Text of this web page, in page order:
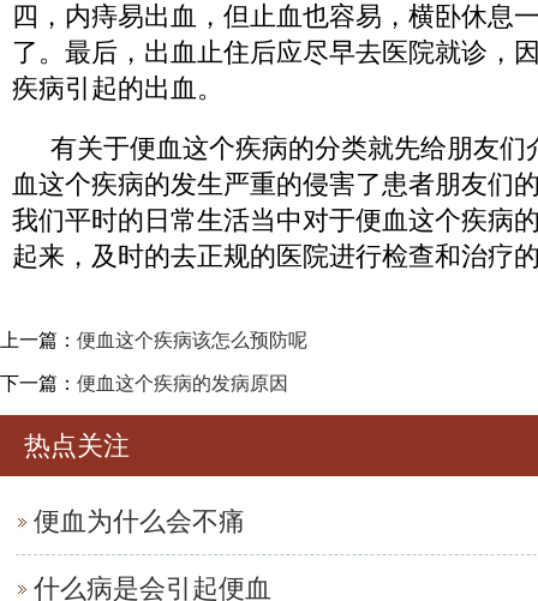
四，内痔易出血，但止血也容易，横卧休息
了。最后，出血止住后应尽早去医院就诊，
疾病引起的出血。
有关于便血这个疾病的分类就先给朋友们
血这个疾病的发生严重的侵害了患者朋友们
我们平时的日常生活当中对于便血这个疾病
起来，及时的去正规的医院进行检查和治疗
上一篇： 便血这个疾病该怎么预防呢
下一篇： 便血这个疾病的发病原因
热点关注
便血为什么会不痛
什么病是会引起便血